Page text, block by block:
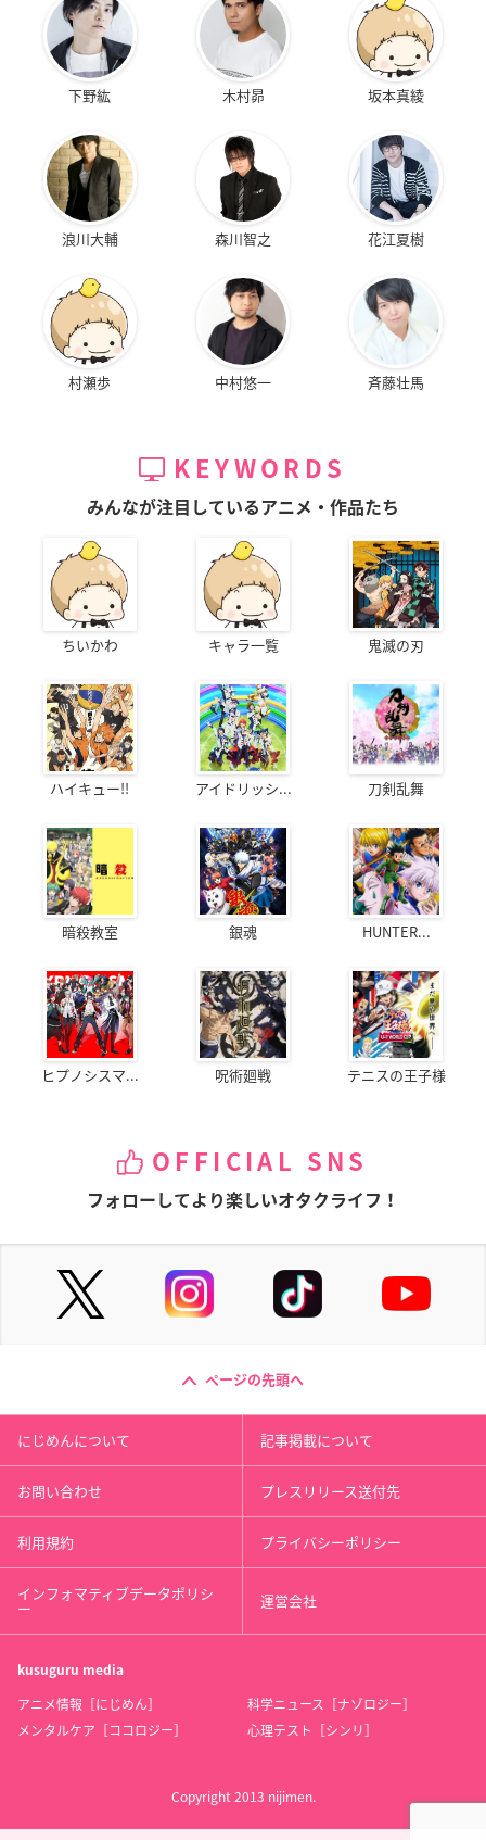
下野紘 木村昴 坂本真綾
浪川大輔 森川智之 花江夏樹
村瀬歩 中村悠一 斉藤壮馬
KEYWORDS
みんなが注目しているアニメ・作品たち
ちいかわ キャラ一覧 鬼滅の刃
ハイキュー!! アイドリッシ... 刀剣乱舞
暗殺教室 銀魂 HUNTER...
ヒプノシスマ... 呪術廻戦 テニスの王子様
OFFICIAL SNS
フォローしてより楽しいオタクライフ！
ページの先頭へ
にじめんについて 記事掲載について
お問い合わせ プレスリリース送付先
利用規約 プライバシーポリシー
インフォマティブデータポリシ
ー 運営会社
kusuguru media
アニメ情報［にじめん］
科学ニュース［ナゾロジー］
メンタルケア［ココロジー］
心理テスト［シンリ］
Copyright 2013 nijimen.